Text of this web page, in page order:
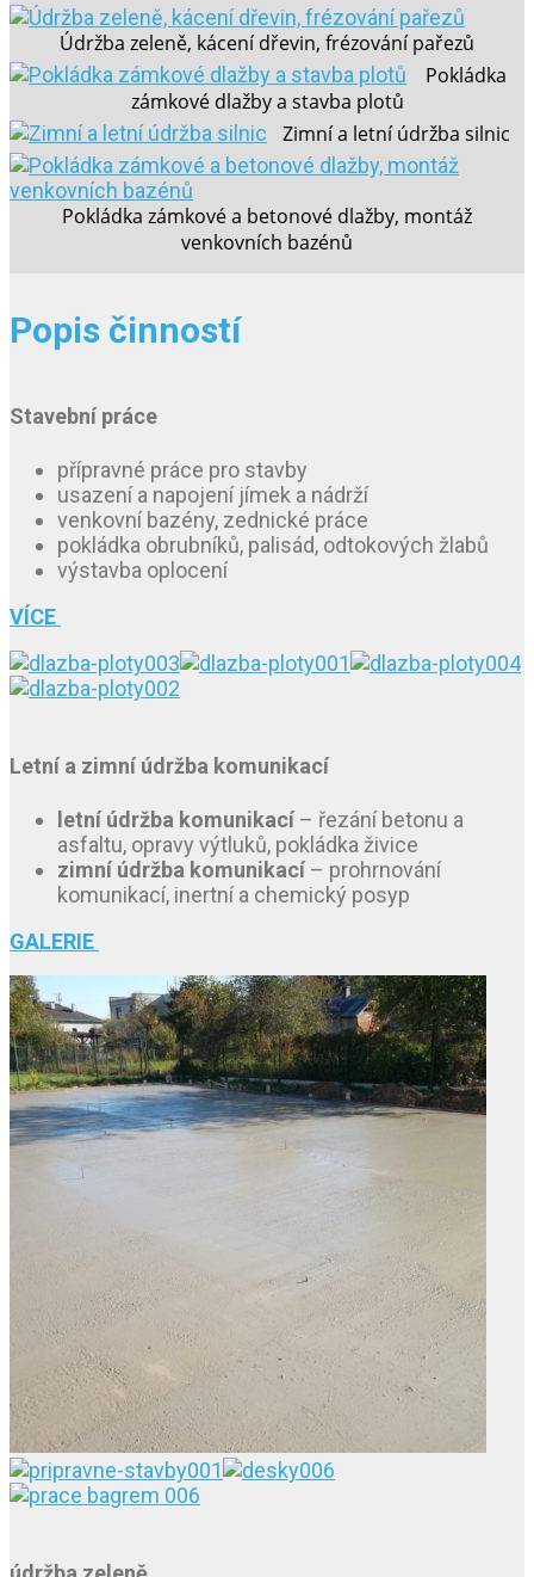
Údržba zeleně, kácení dřevin, frézování pařezů
Pokládka
zámkové dlažby a stavba plotů
Zimní a letní údržba silnic
Pokládka zámkové a betonové dlažby, montáž
venkovních bazénů
Popis činností
Stavební práce
přípravné práce pro stavby
usazení a napojení jímek a nádrží
venkovní bazény, zednické práce
pokládka obrubníků, palisád, odtokových žlabů
výstavba oplocení
VÍCE
Letní a zimní údržba komunikací
letní údržba komunikací – řezání betonu a
asfaltu, opravy výtluků, pokládka živice
zimní údržba komunikací – prohrnování
komunikací, inertní a chemický posyp
GALERIE